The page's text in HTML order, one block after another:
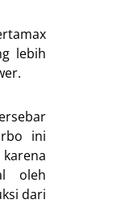
lebih
ini
oleh
dari